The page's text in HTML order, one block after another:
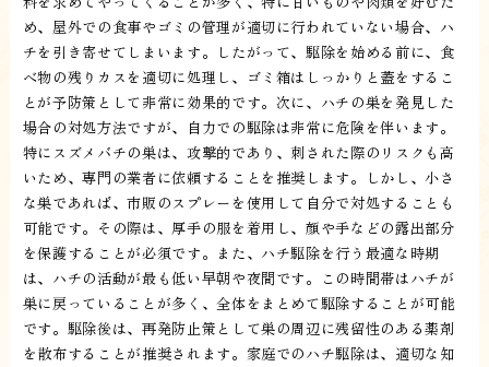
め、屋外での食事やゴミの管理が適切に行われていない場合、ハ
チを引き寄せてしまいます。したがって、駆除を始める前に、食
べ物の残りカスを適切に処理し、ゴミ箱はしっかりと蓋をするこ
とが予防策として非常に効果的です。次に、ハチの巣を発見した
場合の対処方法ですが、自力での駆除は非常に危険を伴います。
特にスズメバチの巣は、攻撃的であり、刺された際のリスクも高
いため、専門の業者に依頼することを推奨します。しかし、小さ
な巣であれば、市販のスプレーを使用して自分で対処することも
可能です。その際は、厚手の服を着用し、顔や手などの露出部分
を保護することが必須です。また、ハチ駆除を行う最適な時期
は、ハチの活動が最も低い早朝や夜間です。この時間帯はハチが
巣に戻っていることが多く、全体をまとめて駆除することが可能
です。駆除後は、再発防止策として巣の周辺に残留性のある薬剤
を散布することが推奨されます。家庭でのハチ駆除は、適切な知